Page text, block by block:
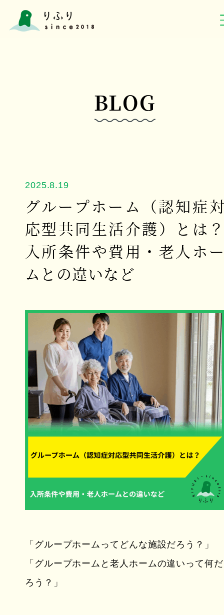
BLOG
2025.8.19
グループホーム（認知症
応型共同生活介護）とは
入所条件や費用・老人ホ
ムとの違いなど
「グループホームってどんな施設だろう？」
「グループホームと老人ホームの違いって何だ
ろう？」